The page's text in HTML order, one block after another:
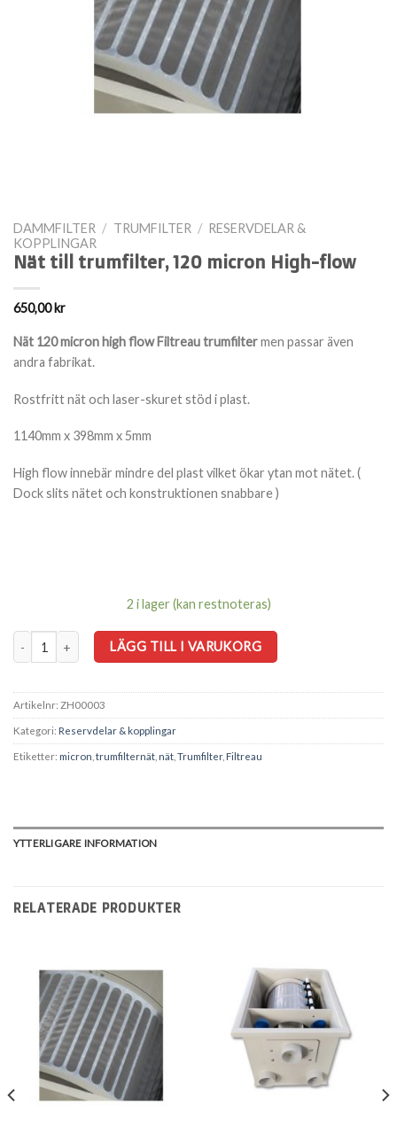
DAMMFILTER / TRUMFILTER / RESERVDELAR &
KOPPLINGAR
Nät till trumfilter, 120 micron High-flow
650,00kr
Nät 120 micron high flow Filtreau trumfiltermen passar även
andra fabrikat.
Rostfritt nät och laser-skuret stöd i plast.
1140mm x 398mm x 5mm
High flow innebär mindre del plast vilket ökar ytan mot nätet. (
Dock slits nätet och konstruktionen snabbare )
2 i lager (kan restnoteras)
Nät till trumfilter, 120 micron High-flow mängd
LÄGG TILL I VARUKORG
Artikelnr: ZH00003
Kategori: Reservdelar & kopplingar
Etiketter: micron trumfilternät nät Trumfilter, Filtreau
YTTERLIGARE INFORMATION
RELATERADE PRODUKTER